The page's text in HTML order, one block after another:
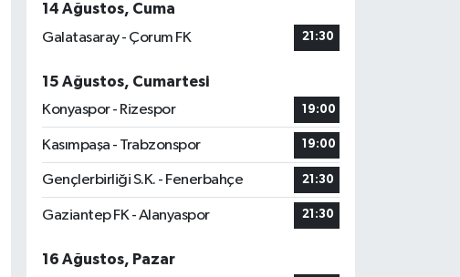
14 Ağustos, Cuma
Galatasaray - Çorum FK
21:30
15 Ağustos, Cumartesi
Konyaspor - Rizespor
19:00
Kasımpaşa - Trabzonspor 19:00
Gençlerbirliği S.K. - Fenerbahçe 21:30
Gaziantep FK - Alanyaspor 21:30
16 Ağustos, Pazar